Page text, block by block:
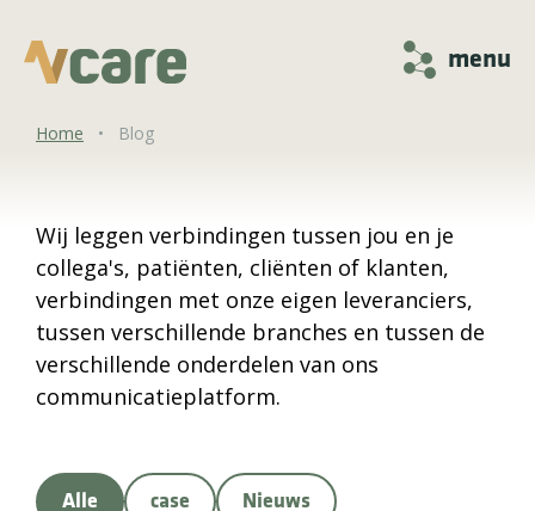
menu
Home • Blog
Wij leggen verbindingen tussen jou en je
collega's, patiënten, cliënten of klanten,
verbindingen met onze eigen leveranciers,
tussen verschillende branches en tussen de
verschillende onderdelen van ons
communicatieplatform.
Alle case Nieuws